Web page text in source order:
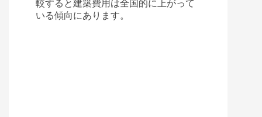
較すると建築費用は全国的に上がって
いる傾向にあります。